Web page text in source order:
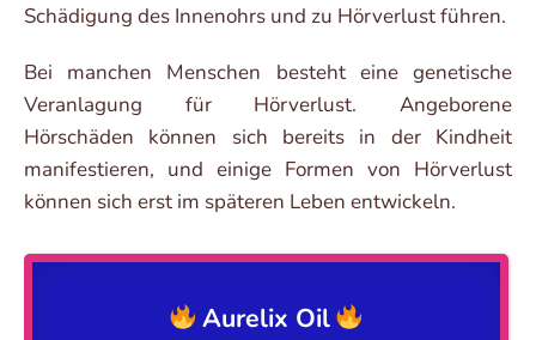
Schädigung des Innenohrs und zu Hörverlust führen.
Bei manchen Menschen besteht eine genetische
Veranlagung für Hörverlust. Angeborene
Hörschäden können sich bereits in der Kindheit
manifestieren, und einige Formen von Hörverlust
können sich erst im späteren Leben entwickeln.
Aurelix Oil